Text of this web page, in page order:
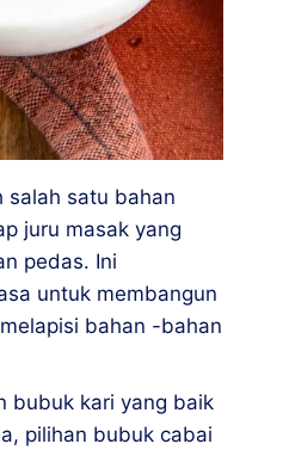
salah satu bahan
juru masak yang
pedas. Ini
untuk membangun
bahan -bahan
bubuk kari yang baik
pilihan bubuk cabai